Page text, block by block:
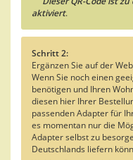
aktiviert.
Schritt 2:
Ergänzen Sie auf der
Wenn Sie noch einen
benötigen und Ihren
diesen hier Ihrer
passenden Adapter für
es momentan nur die
Adapter selbst zu
Deutschlands liefern